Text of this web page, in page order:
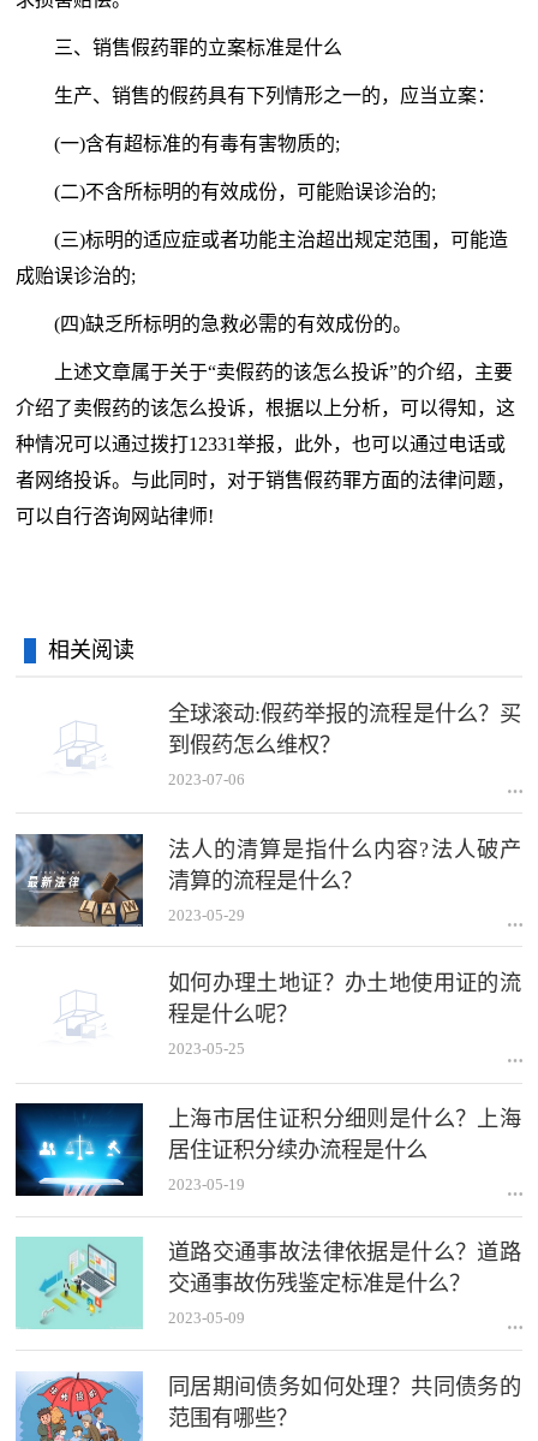
三、销售假药罪的立案标准是什么
生产、销售的假药具有下列情形之一的，应当立案：
(一)含有超标准的有毒有害物质的;
(二)不含所标明的有效成份，可能贻误诊治的;
(三)标明的适应症或者功能主治超出规定范围，可能造
成贻误诊治的;
(四)缺乏所标明的急救必需的有效成份的。
上述文章属于关于“卖假药的该怎么投诉”的介绍，主要
介绍了卖假药的该怎么投诉，根据以上分析，可以得知，这
种情况可以通过拨打12331举报，此外，也可以通过电话或
者网络投诉。与此同时，对于销售假药罪方面的法律问题，
可以自行咨询网站律师!
相关阅读
全球滚动:假药举报的流程是什么？买
到假药怎么维权？
2023-07-06
法人的清算是指什么内容?法人破产
清算的流程是什么？
2023-05-29
如何办理土地证？办土地使用证的流
程是什么呢？
2023-05-25
上海市居住证积分细则是什么？上海
居住证积分续办流程是什么
2023-05-19
道路交通事故法律依据是什么？道路
交通事故伤残鉴定标准是什么？
2023-05-09
同居期间债务如何处理？共同债务的
范围有哪些？